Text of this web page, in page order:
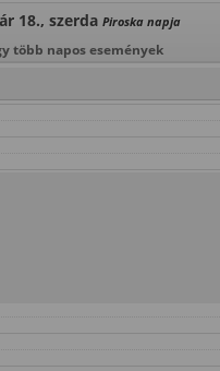
18., szerda Piroska napja
több napos események